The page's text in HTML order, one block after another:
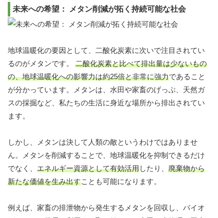
未来への希望： メタン削減が拓く持続可能な社会
地球温暖化の要因として、二酸化炭素に次いで注目されてい
るのがメタンです。 二酸化炭素と比べて排出量は少ないもの
の、地球温暖化への影響力は約25倍と非常に強力であること
が分かっています。メタンは、水田や家畜のげっぷ、天然ガ
スの採掘など、私たちの生活に身近な場所から排出されてい
ます。
しかし、メタンは決して人類の敵というわけではありませ
ん。メタンを削減することで、地球温暖化を抑制できるだけ
でなく、 エネルギー資源として有効活用したり、 廃棄物から
新たな価値を生み出すことも可能になります。
例えば、家畜の排泄物から発生するメタンを回収し、バイオ